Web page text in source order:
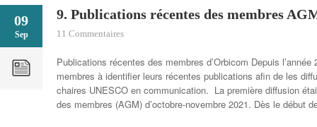
09
Sep
9. Publications récentes des membres
11 Commentaires
Publications récentes des membres d’Orbicom Depuis
membres à identifier leurs récentes publications afin de les
chaires UNESCO en communication. La première diffusion
des membres (AGM) d’octobre-novembre 2021. Dès le début